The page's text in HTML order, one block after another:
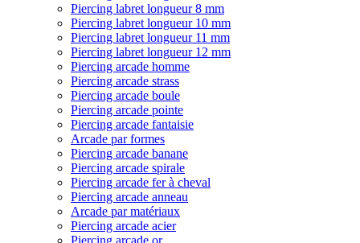
Piercing labret longueur 8 mm
Piercing labret longueur 10 mm
Piercing labret longueur 11 mm
Piercing labret longueur 12 mm
Piercing arcade homme
Piercing arcade strass
Piercing arcade boule
Piercing arcade pointe
Piercing arcade fantaisie
Arcade par formes
Piercing arcade banane
Piercing arcade spirale
Piercing arcade fer à cheval
Piercing arcade anneau
Arcade par matériaux
Piercing arcade acier
Piercing arcade or